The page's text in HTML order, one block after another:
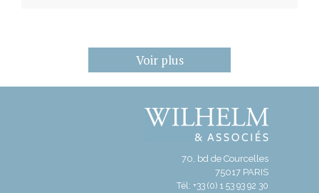
Voir plus
70, bd de Courcelles
75017 PARIS
Tél: +33 (0) 1 53 93 92 30